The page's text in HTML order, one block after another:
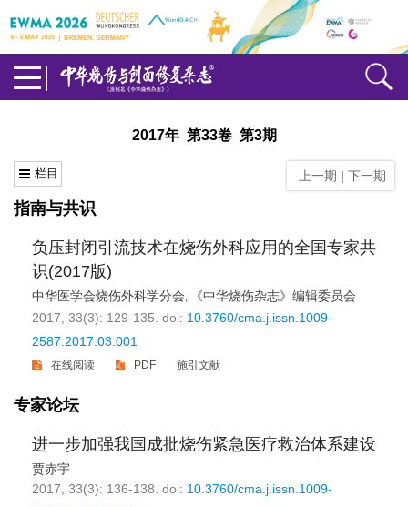
2017年 第33卷 第3期
栏目 上一期 | 下一期
指南与共识
负压封闭引流技术在烧伤外科应用的全国专家共
识(2017版)
中华医学会烧伤外科学分会,
《中华烧伤杂志》编辑委员会
2017, 33(3): 129-135. doi: 10.3760/cma.j.issn.1009-
2587.2017.03.001
在线阅读 PDF 施引文献
专家论坛
进一步加强我国成批烧伤紧急医疗救治体系建设
贾赤宇
2017, 33(3): 136-138. doi: 10.3760/cma.j.issn.1009-